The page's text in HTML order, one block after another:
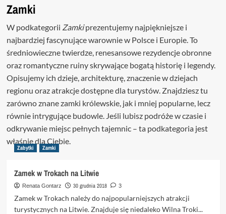
Zamki
W podkategorii Zamkiprezentujemy najpiękniejsze i
najbardziej fascynujące warownie w Polsce i Europie. To
średniowieczne twierdze, renesansowe rezydencje obronne
oraz romantyczne ruiny skrywające bogatą historię i legendy.
Opisujemy ich dzieje, architekturę, znaczenie w dziejach
regionu oraz atrakcje dostępne dla turystów. Znajdziesz tu
zarówno znane zamki królewskie, jak i mniej popularne, lecz
równie intrygujące budowle. Jeśli lubisz podróże w czasie i
odkrywanie miejsc pełnych tajemnic – ta podkategoria jest
właśnie dla Ciebie.
Zabytki Zamki
Zamek w Trokach na Litwie
Renata Gontarz 30 grudnia 2018 3
Zamek w Trokach należy do najpopularniejszych atrakcji
turystycznych na Litwie. Znajduje się niedaleko Wilna Troki...